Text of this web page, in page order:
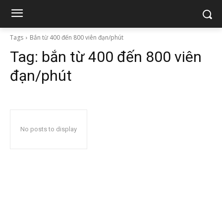
Tags Bắn từ 400 đến 800 viên đạn/phút
Tag: bắn từ 400 đến 800 viên
đạn/phút
No posts to display